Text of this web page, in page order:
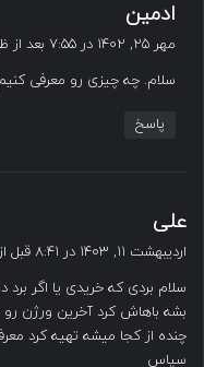
ادمین
ف
:
مهر ۲۵, ۱۴۰۲ در ۷:۵۵ بعد از ظهر
سلام. چه چیزی رو معرفی
پاسخ
علی
ف
:
اردیبهشت ۱۱, ۱۴۰۳ در ۸:۴۱ قبل از ظهر
سلام بردی که خریدی یا اگر
بشه باهاش کرد آخرین
چنده از کجا میشه تهیه کرد
سپاس